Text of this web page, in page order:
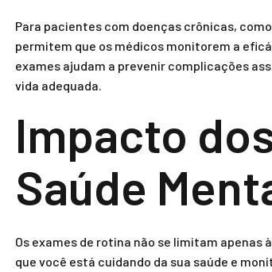
Para pacientes com doenças crônicas,
permitem que os médicos monitorem a
exames ajudam a prevenir complicações
vida adequada.
Impacto
Saúde
Os exames de rotina não se limitam
que você está cuidando da sua saúde e